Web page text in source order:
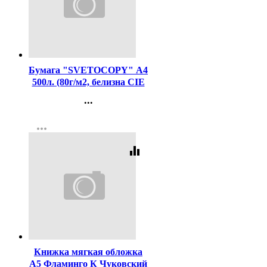
Бумага "SVETOCOPY" А4
500л. (80г/м2, белизна CIE
(Ст.5)
...
Регистрация
more_horiz
equalizer
Книжка мягкая обложка
А5 Фламинго К Чуковский